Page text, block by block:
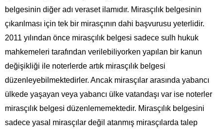
belgesinin diğer adı veraset ilamıdır. Mirasçılık belgesinin
çıkarılması için tek bir mirasçının dahi başvurusu yeterlidir.
2011 yılından önce mirasçılık belgesi sadece sulh hukuk
mahkemeleri tarafından verilebiliyorken yapılan bir kanun
değişikliği ile noterlerde artık mirasçılık belgesi
düzenleyebilmektedirler. Ancak mirasçılar arasında yabancı
ülkede yaşayan veya yabancı ülke vatandaşı var ise noterler
mirasçılık belgesi düzenlememektedir. Mirasçılık belgesini
sadece yasal mirasçılar değil atanmış mirasçılarda talep